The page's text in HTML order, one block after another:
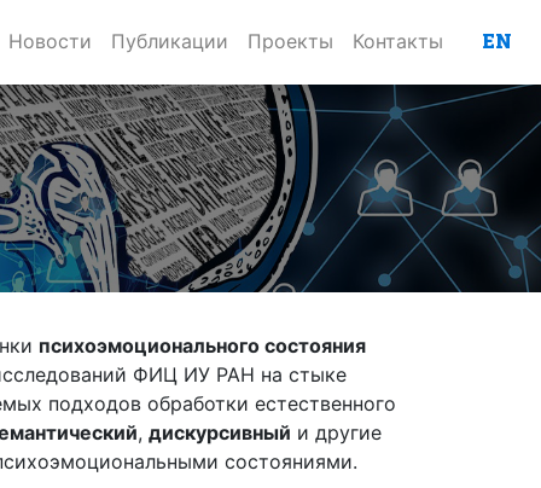
Новости Публикации Проекты Контакты EN
психоэмоционального состояния
ФИЦ ИУ РАН на стыке
подходов обработки естественного
, дискурсивный и другие
состояниями.